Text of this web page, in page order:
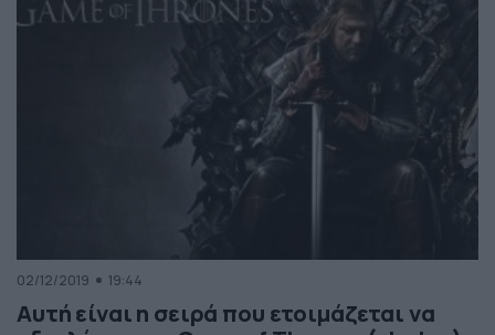
02/12/2019 19:44
Αυτή είναι η σειρά που ετοιμάζεται να